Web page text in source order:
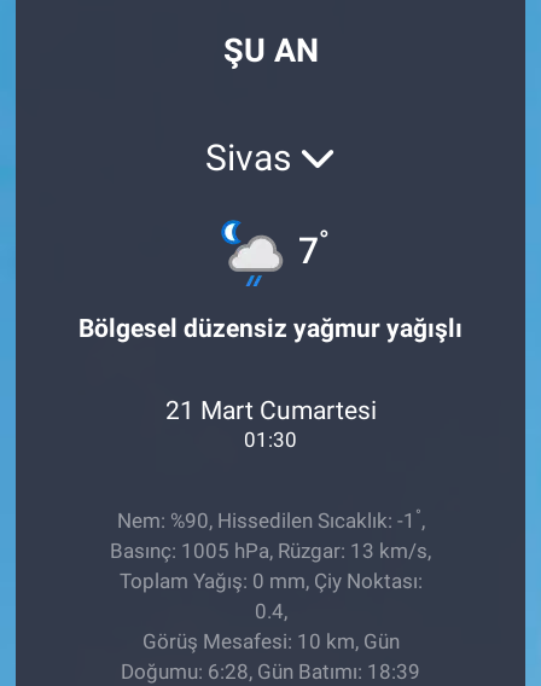
ŞU AN
Sivas
7°
Bölgesel düzensiz yağmur yağışlı
21 Mart Cumartesi
01:30
Nem: %90, Hissedilen Sıcaklık: -1 °,
Basınç: 1005 hPa, Rüzgar: 13 km/s,
Toplam Yağış: 0 mm, Çiy Noktası:
0.4,
Görüş Mesafesi: 10 km, Gün
Doğumu: 6:28, Gün Batımı: 18:39
MAGAZİN
Bilim, Teknoloji
ÇEVRE
HABERDE İNSAN
EĞİTİM
Son Dakika Haberleri